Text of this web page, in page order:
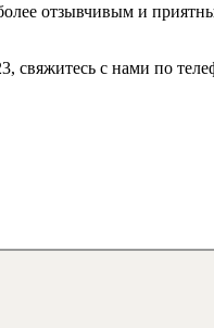
отзывчивым и
с нами по